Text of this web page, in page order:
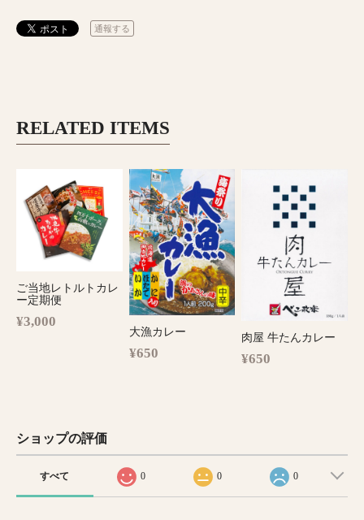
通報する
RELATED ITEMS
ご当地レトルトカレ
ー定期便
¥3,000
大漁カレー
¥650
肉屋 牛たんカレー
¥650
ショップの評価
すべて 0 0 0